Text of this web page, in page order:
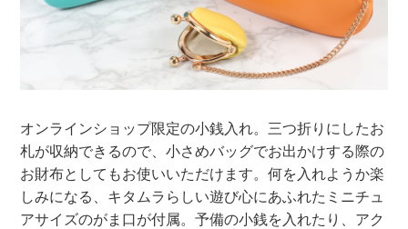
オンラインショップ限定の小銭入れ。三つ折りにしたお
札が収納できるので、小さめバッグでお出かけする際の
お財布としてもお使いいただけます。何を入れようか楽
しみになる、キタムラらしい遊び心にあふれたミニチュ
アサイズのがま口が付属。予備の小銭を入れたり、アク